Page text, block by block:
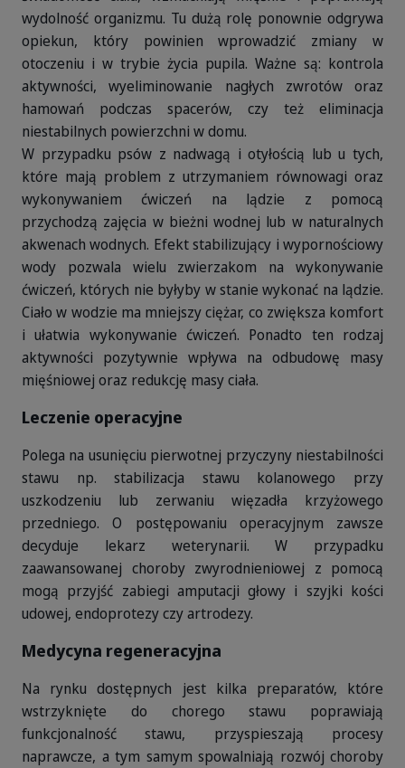
wydolność organizmu. Tu dużą rolę ponownie odgrywa
opiekun, który powinien wprowadzić zmiany w
otoczeniu i w trybie życia pupila. Ważne są: kontrola
aktywności, wyeliminowanie nagłych zwrotów oraz
hamowań podczas spacerów, czy też eliminacja
niestabilnych powierzchni w domu.
W przypadku psów z nadwagą i otyłością lub u tych,
które mają problem z utrzymaniem równowagi oraz
wykonywaniem ćwiczeń na lądzie z pomocą
przychodzą zajęcia w bieżni wodnej lub w naturalnych
akwenach wodnych. Efekt stabilizujący i wypornościowy
wody pozwala wielu zwierzakom na wykonywanie
ćwiczeń, których nie byłyby w stanie wykonać na lądzie.
Ciało w wodzie ma mniejszy ciężar, co zwiększa komfort
i ułatwia wykonywanie ćwiczeń. Ponadto ten rodzaj
aktywności pozytywnie wpływa na odbudowę masy
mięśniowej oraz redukcję masy ciała.
Leczenie operacyjne
Polega na usunięciu pierwotnej przyczyny niestabilności
stawu np. stabilizacja stawu kolanowego przy
uszkodzeniu lub zerwaniu więzadła krzyżowego
przedniego. O postępowaniu operacyjnym zawsze
decyduje lekarz weterynarii. W przypadku
zaawansowanej choroby zwyrodnieniowej z pomocą
mogą przyjść zabiegi amputacji głowy i szyjki kości
udowej, endoprotezy czy artrodezy.
Medycyna regeneracyjna
Na rynku dostępnych jest kilka preparatów, które
wstrzyknięte do chorego stawu poprawiają
funkcjonalność stawu, przyspieszają procesy
naprawcze, a tym samym spowalniają rozwój choroby